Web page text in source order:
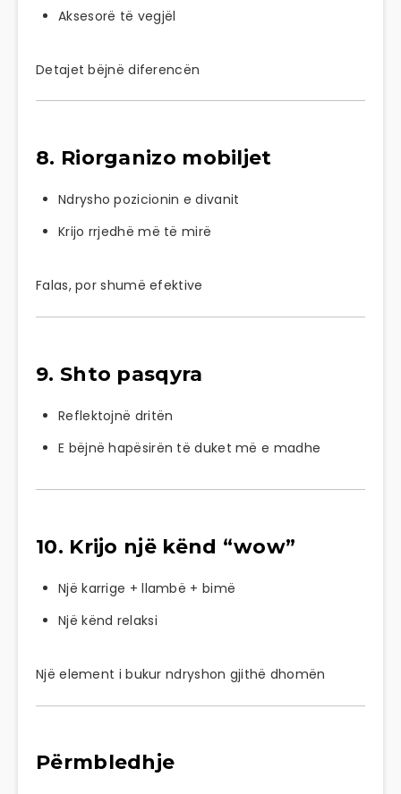
Aksesorë të vegjël
Detajet bëjnë diferencën
8. Riorganizo mobiljet
Ndrysho pozicionin e divanit
Krijo rrjedhë më të mirë
Falas, por shumë efektive
9. Shto pasqyra
Reflektojnë dritën
E bëjnë hapësirën të duket më e madhe
10. Krijo një kënd “wow”
Një karrige + llambë + bimë
Një kënd relaksi
Një element i bukur ndryshon gjithë dhomën
Përmbledhje